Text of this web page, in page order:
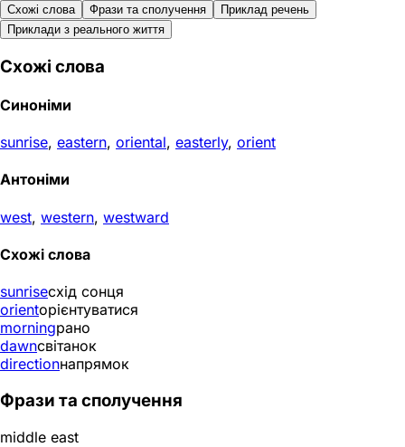
Схожі слова Фрази та сполучення
Приклад речень
Приклади з реального життя
Схожі слова
Синоніми
sunrise, eastern, oriental, easterly, orient
Антоніми
west, western, westward
Схожі слова
sunriseсхід сонця
orientорієнтуватися
morningрано
dawnсвітанок
directionнапрямок
Фрази та сполучення
middle east